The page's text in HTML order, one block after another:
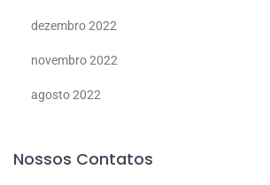
dezembro 2022
novembro 2022
agosto 2022
Nossos Contatos